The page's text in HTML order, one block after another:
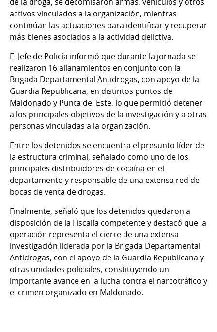
activos vinculados a la organización, mientras
continúan las actuaciones para identificar y recuperar
más bienes asociados a la actividad delictiva.
El Jefe de Policía informó que durante la jornada se
realizaron 16 allanamientos en conjunto con la
Brigada Departamental Antidrogas, con apoyo de la
Guardia Republicana, en distintos puntos de
Maldonado y Punta del Este, lo que permitió detener
a los principales objetivos de la investigación y a otras
personas vinculadas a la organización.
Entre los detenidos se encuentra el presunto líder de
la estructura criminal, señalado como uno de los
principales distribuidores de cocaína en el
departamento y responsable de una extensa red de
bocas de venta de drogas.
Finalmente, señaló que los detenidos quedaron a
disposición de la Fiscalía competente y destacó que la
operación representa el cierre de una extensa
investigación liderada por la Brigada Departamental
Antidrogas, con el apoyo de la Guardia Republicana y
otras unidades policiales, constituyendo un
importante avance en la lucha contra el narcotráfico y
el crimen organizado en Maldonado.